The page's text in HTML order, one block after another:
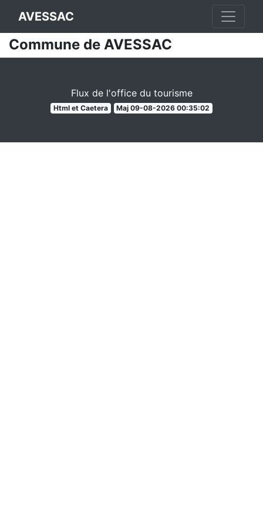
AVESSAC
Commune de AVESSAC
Flux de l'office du tourisme
Html et Caetera Maj 09-08-2026 00:35:02